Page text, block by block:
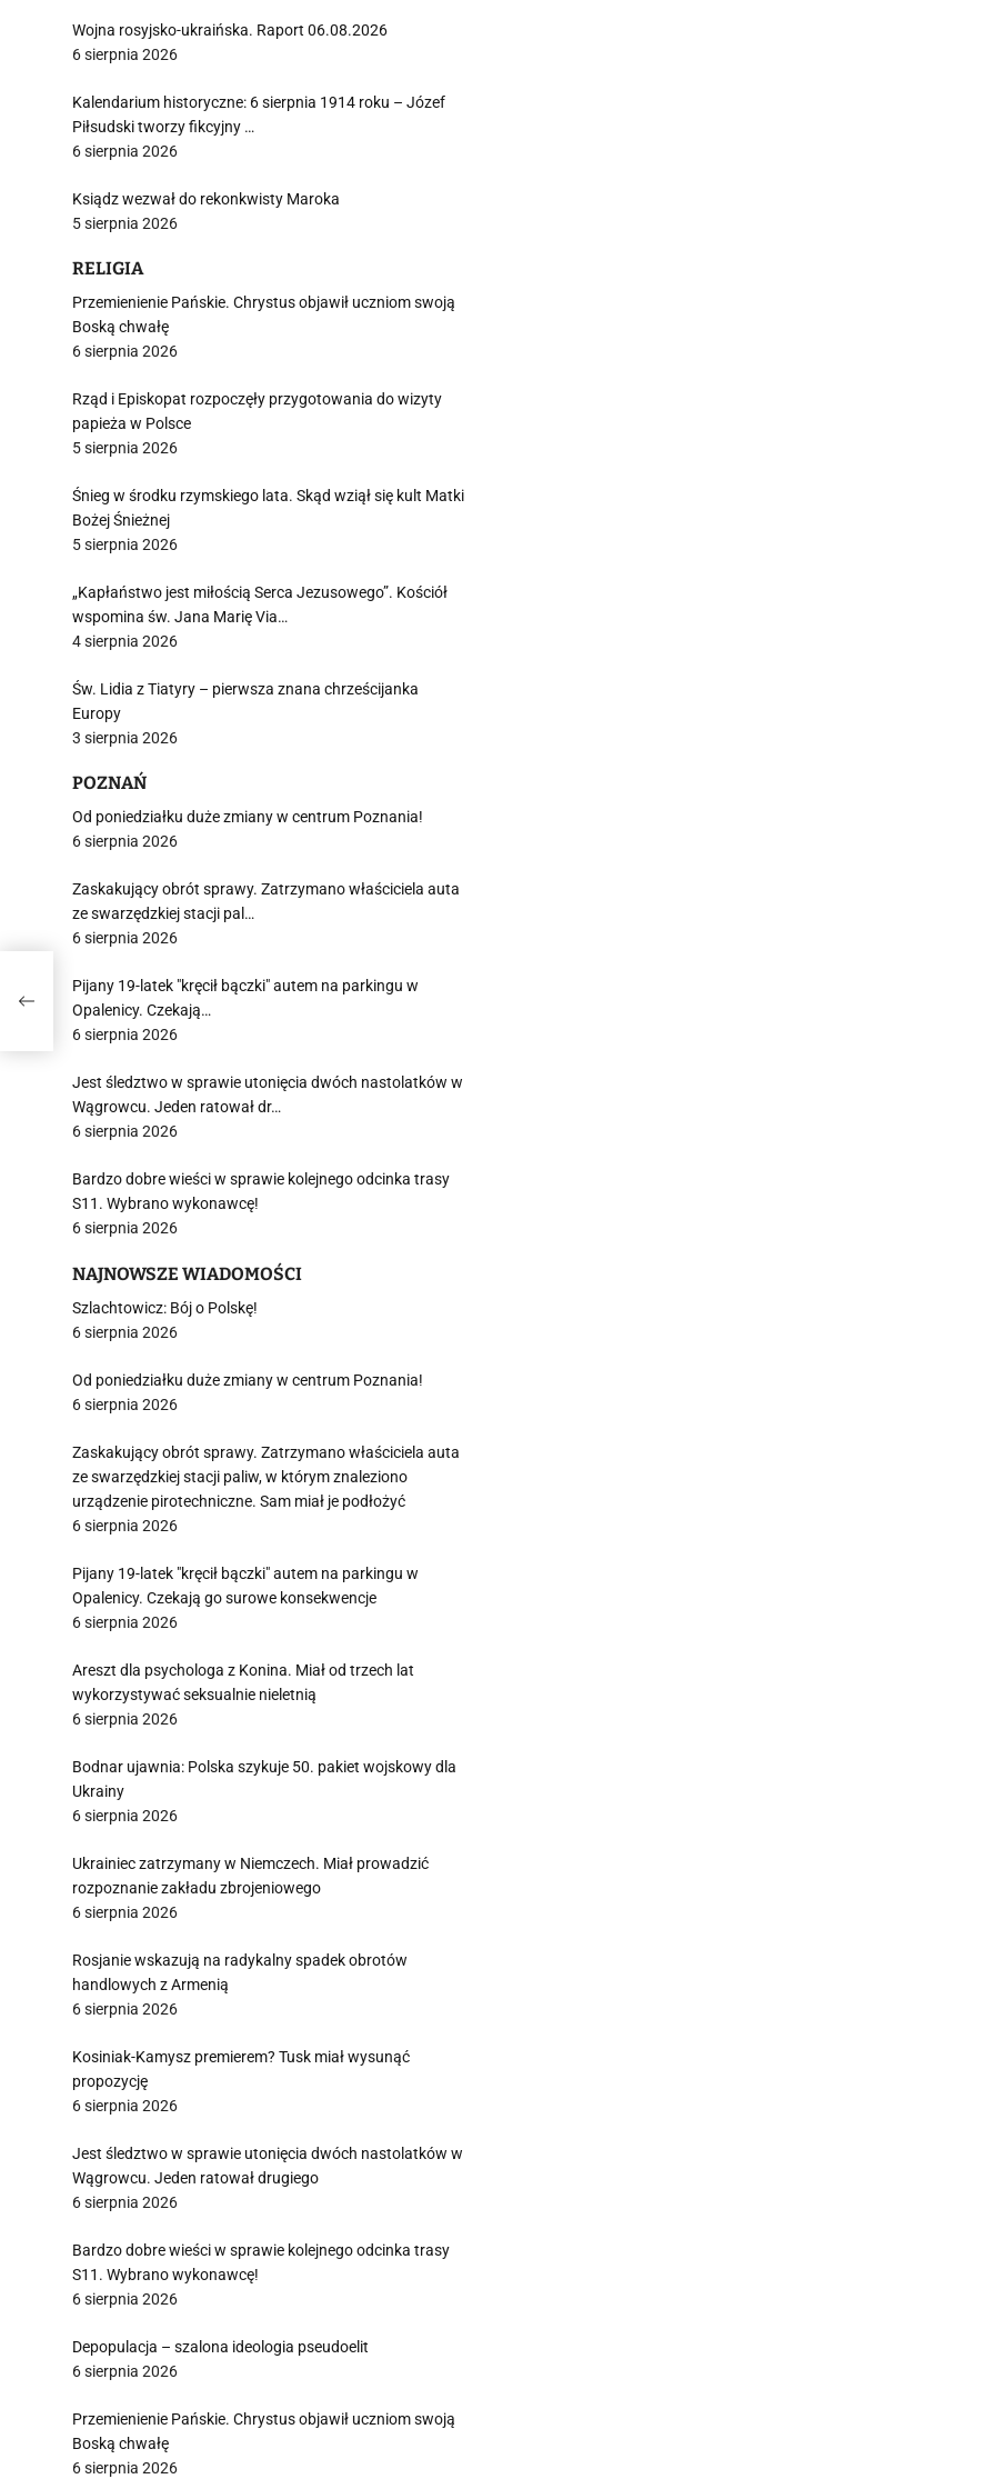
Wojna rosyjsko-ukraińska. Raport 06.08.2026
6 sierpnia 2026
Kalendarium historyczne: 6 sierpnia 1914 roku – Józef
Piłsudski tworzy fikcyjny …
6 sierpnia 2026
Ksiądz wezwał do rekonkwisty Maroka
5 sierpnia 2026
RELIGIA
Przemienienie Pańskie. Chrystus objawił uczniom swoją
Boską chwałę
6 sierpnia 2026
Rząd i Episkopat rozpoczęły przygotowania do wizyty
papieża w Polsce
5 sierpnia 2026
Śnieg w środku rzymskiego lata. Skąd wziął się kult Matki
Bożej Śnieżnej
5 sierpnia 2026
„Kapłaństwo jest miłością Serca Jezusowego”. Kościół
wspomina św. Jana Marię Via…
4 sierpnia 2026
Św. Lidia z Tiatyry – pierwsza znana chrześcijanka
Europy
3 sierpnia 2026
POZNAŃ
Od poniedziałku duże zmiany w centrum Poznania!
6 sierpnia 2026
Zaskakujący obrót sprawy. Zatrzymano właściciela auta
ze swarzędzkiej stacji pal…
6 sierpnia 2026
Pijany 19-latek "kręcił bączki" autem na parkingu w
Opalenicy. Czekają…
6 sierpnia 2026
Jest śledztwo w sprawie utonięcia dwóch nastolatków w
Wągrowcu. Jeden ratował dr…
6 sierpnia 2026
Bardzo dobre wieści w sprawie kolejnego odcinka trasy
S11. Wybrano wykonawcę!
6 sierpnia 2026
NAJNOWSZE WIADOMOŚCI
Szlachtowicz: Bój o Polskę!
6 sierpnia 2026
Od poniedziałku duże zmiany w centrum Poznania!
6 sierpnia 2026
Zaskakujący obrót sprawy. Zatrzymano właściciela auta
ze swarzędzkiej stacji paliw, w którym znaleziono
urządzenie pirotechniczne. Sam miał je podłożyć
6 sierpnia 2026
Pijany 19-latek "kręcił bączki" autem na parkingu w
Opalenicy. Czekają go surowe konsekwencje
6 sierpnia 2026
Areszt dla psychologa z Konina. Miał od trzech lat
wykorzystywać seksualnie nieletnią
6 sierpnia 2026
Bodnar ujawnia: Polska szykuje 50. pakiet wojskowy dla
Ukrainy
6 sierpnia 2026
Ukrainiec zatrzymany w Niemczech. Miał prowadzić
rozpoznanie zakładu zbrojeniowego
6 sierpnia 2026
Rosjanie wskazują na radykalny spadek obrotów
handlowych z Armenią
6 sierpnia 2026
Kosiniak-Kamysz premierem? Tusk miał wysunąć
propozycję
6 sierpnia 2026
Jest śledztwo w sprawie utonięcia dwóch nastolatków w
Wągrowcu. Jeden ratował drugiego
6 sierpnia 2026
Bardzo dobre wieści w sprawie kolejnego odcinka trasy
S11. Wybrano wykonawcę!
6 sierpnia 2026
Depopulacja – szalona ideologia pseudoelit
6 sierpnia 2026
Przemienienie Pańskie. Chrystus objawił uczniom swoją
Boską chwałę
6 sierpnia 2026